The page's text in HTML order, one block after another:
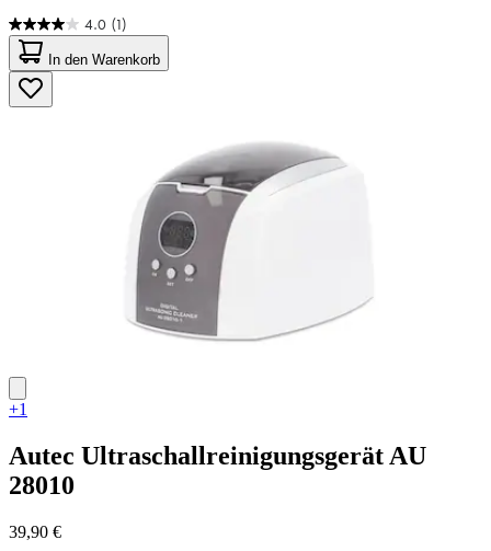
4.0 (1)
4.0
von
5
Sternen.
1
In den Warenkorb
+1
Autec Ultraschallreinigungsgerät AU
28010
39,90 €